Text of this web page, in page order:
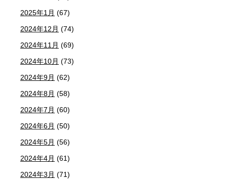
2025年1月 (67)
2024年12月 (74)
2024年11月 (69)
2024年10月 (73)
2024年9月 (62)
2024年8月 (58)
2024年7月 (60)
2024年6月 (50)
2024年5月 (56)
2024年4月 (61)
2024年3月 (71)